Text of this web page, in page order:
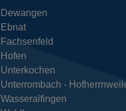
Dewangen
Ebnat
Fachsenfeld
Hofen
Unterkochen
Unterrombach -
Wasseralfingen